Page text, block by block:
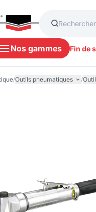
Nos gammes Fin de
/Outils pneumatiques /